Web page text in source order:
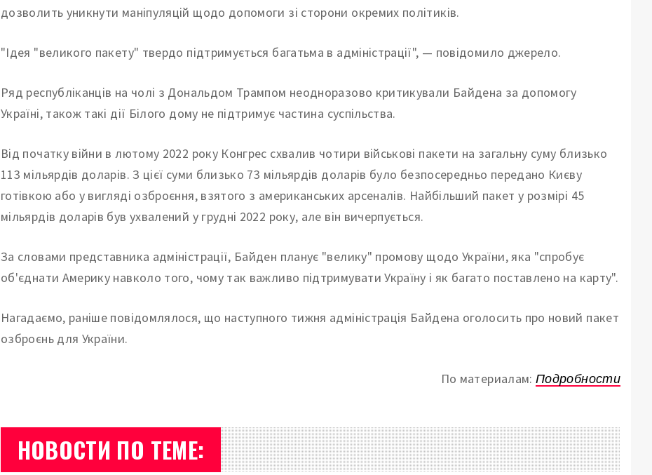
дозволить уникнути маніпуляцій щодо допомоги зі сторони окремих політиків.
"Ідея "великого пакету" твердо підтримується багатьма в адміністрації", — повідомило джерело.
Ряд республіканців на чолі з Дональдом Трампом неодноразово критикували Байдена за допомогу
Україні, також такі дії Білого дому не підтримує частина суспільства.
Від початку війни в лютому 2022 року Конгрес схвалив чотири військові пакети на загальну суму близько
113 мільярдів доларів. З цієї суми близько 73 мільярдів доларів було безпосередньо передано Києву
готівкою або у вигляді озброєння, взятого з американських арсеналів. Найбільший пакет у розмірі 45
мільярдів доларів був ухвалений у грудні 2022 року, але він вичерпується.
За словами представника адміністрації, Байден планує "велику" промову щодо України, яка "спробує
об'єднати Америку навколо того, чому так важливо підтримувати Україну і як багато поставлено на карту".
Нагадаємо, раніше повідомлялося, що наступного тижня адміністрація Байдена оголосить про новий пакет
озброєнь для України.
По материалам:Подробности
НОВОСТИ ПО ТЕМЕ: